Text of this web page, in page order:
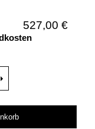
527,00 €
>